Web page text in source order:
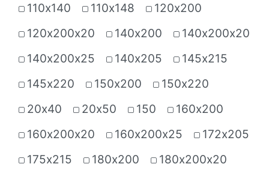
110х140
110х148
120х200
120х200х20
140х200
140х200х20
140х200х25
140х205
145х215
145х220
150х200
150х220
20х40
20х50 150
160х200
160х200х20
160х200х25
172х205
175х215
180х200
180х200х20